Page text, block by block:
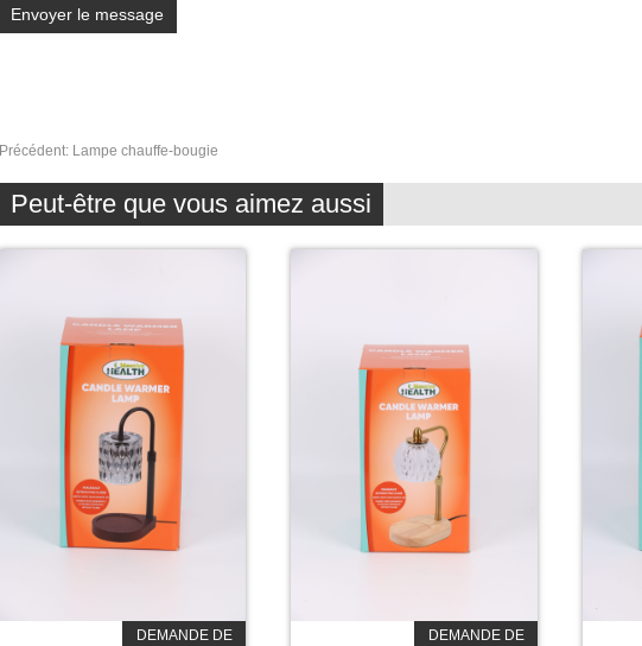
Précédent: Lampe chauffe-bougie
Peut-être que vous aimez aussi
DEMANDE DE DEMANDE DE